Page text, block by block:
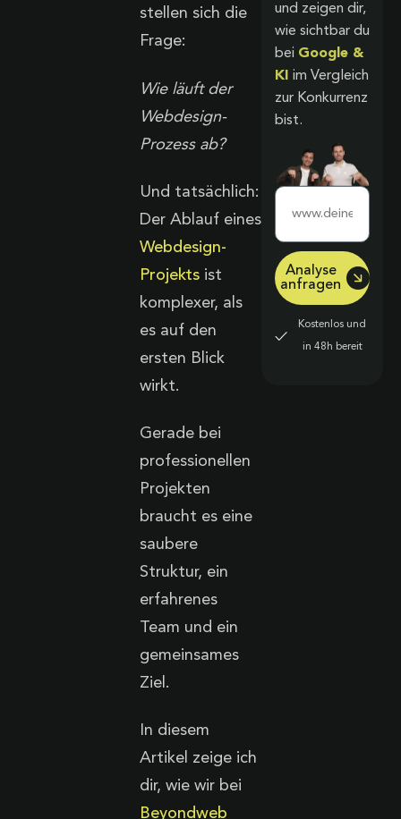
stellen sich die
Frage:
Wie läuft der
Webdesign-
Prozess ab?
Und tatsächlich:
Der Ablauf eines
Webdesign-
Projekts ist
komplexer, als
es auf den
ersten Blick
wirkt.
Gerade bei
professionellen
Projekten
braucht es eine
saubere
Struktur, ein
erfahrenes
Team und ein
gemeinsames
Ziel.
In diesem
Artikel zeige ich
dir, wie wir bei
Beyondweb
und zeigen dir,
wie sichtbar du
bei Google &
KI im Vergleich
zur Konkurrenz
bist.
Analyse
anfragen
Kostenlos und
in 48h bereit